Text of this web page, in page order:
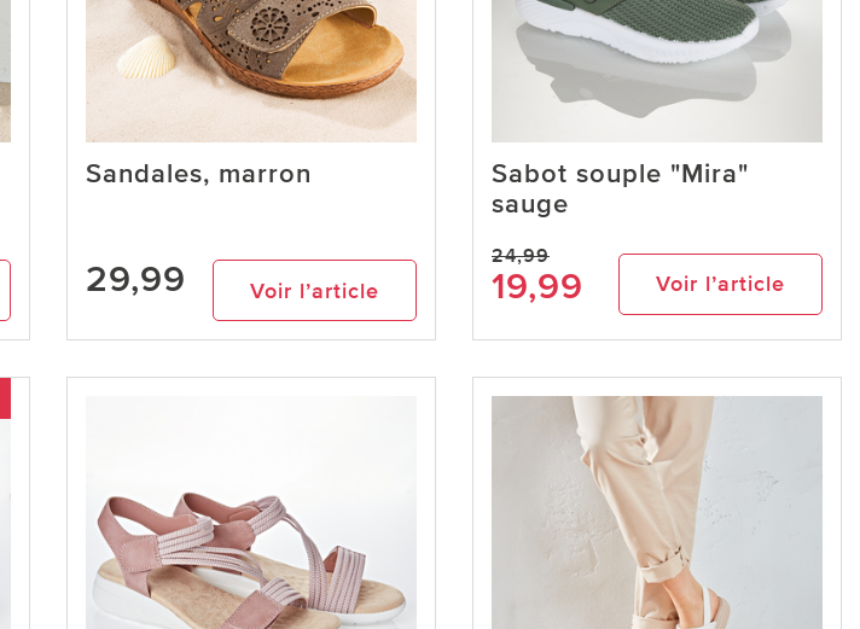
Sandales, marron
29,99 Voir l’article
Sabot souple "Mira"
sauge
24,99
19,99 Voir l’article